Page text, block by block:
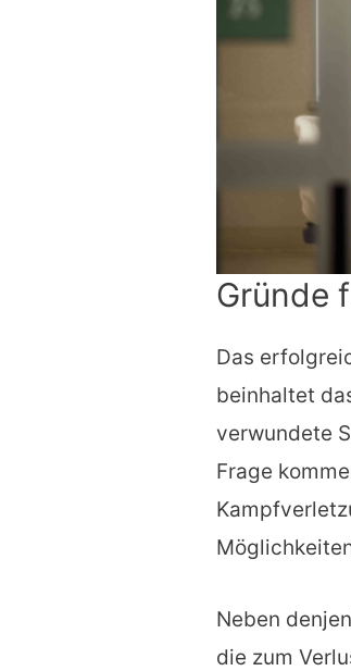
Gründe
Das
beinhaltet
verwundete
Frage
Neben
die zum